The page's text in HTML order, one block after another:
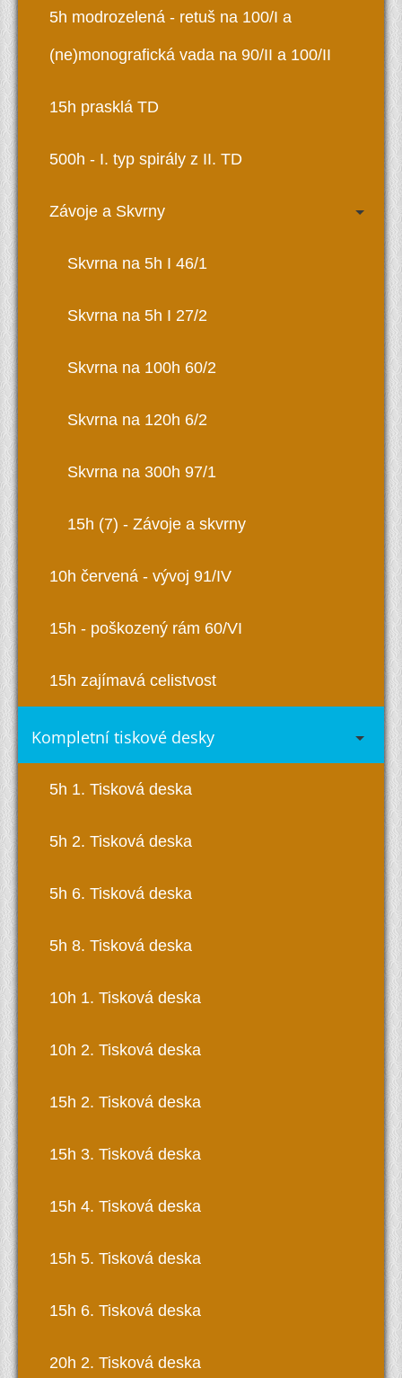
5h modrozelená - retuš na 100/I a
(ne)monografická vada na 90/II a 100/II
15h prasklá TD
500h - I. typ spirály z II. TD
Závoje a Skvrny
Skvrna na 5h I 46/1
Skvrna na 5h I 27/2
Skvrna na 100h 60/2
Skvrna na 120h 6/2
Skvrna na 300h 97/1
15h (7) - Závoje a skvrny
10h červená - vývoj 91/IV
15h - poškozený rám 60/VI
15h zajímavá celistvost
Kompletní tiskové desky
5h 1. Tisková deska
5h 2. Tisková deska
5h 6. Tisková deska
5h 8. Tisková deska
10h 1. Tisková deska
10h 2. Tisková deska
15h 2. Tisková deska
15h 3. Tisková deska
15h 4. Tisková deska
15h 5. Tisková deska
15h 6. Tisková deska
20h 2. Tisková deska